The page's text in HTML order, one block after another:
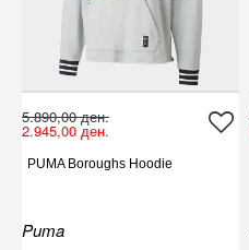
5.890,00 ден.
2.945,00 ден.
PUMA Boroughs Hoodie
Puma